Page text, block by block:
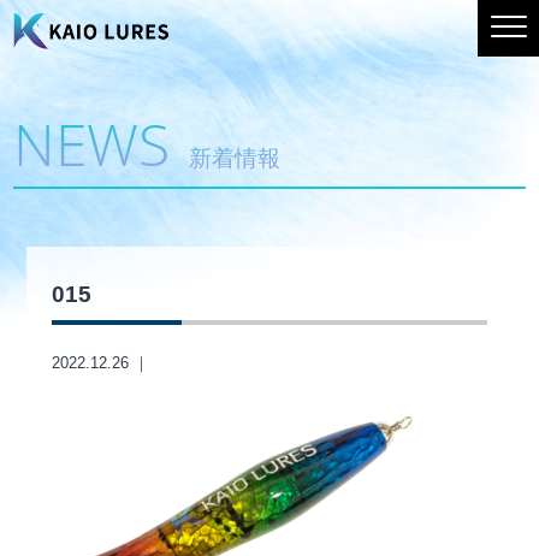
NEWS 新着情報
015
2022.12.26 ｜